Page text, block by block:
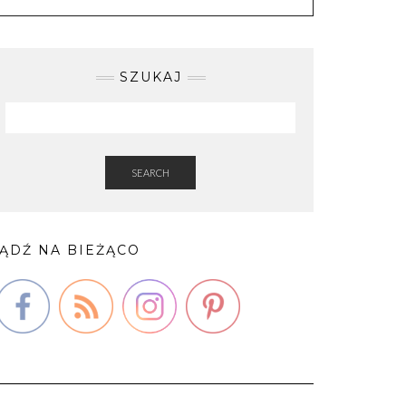
SZUKAJ
SEARCH
NA BIEŻĄCO